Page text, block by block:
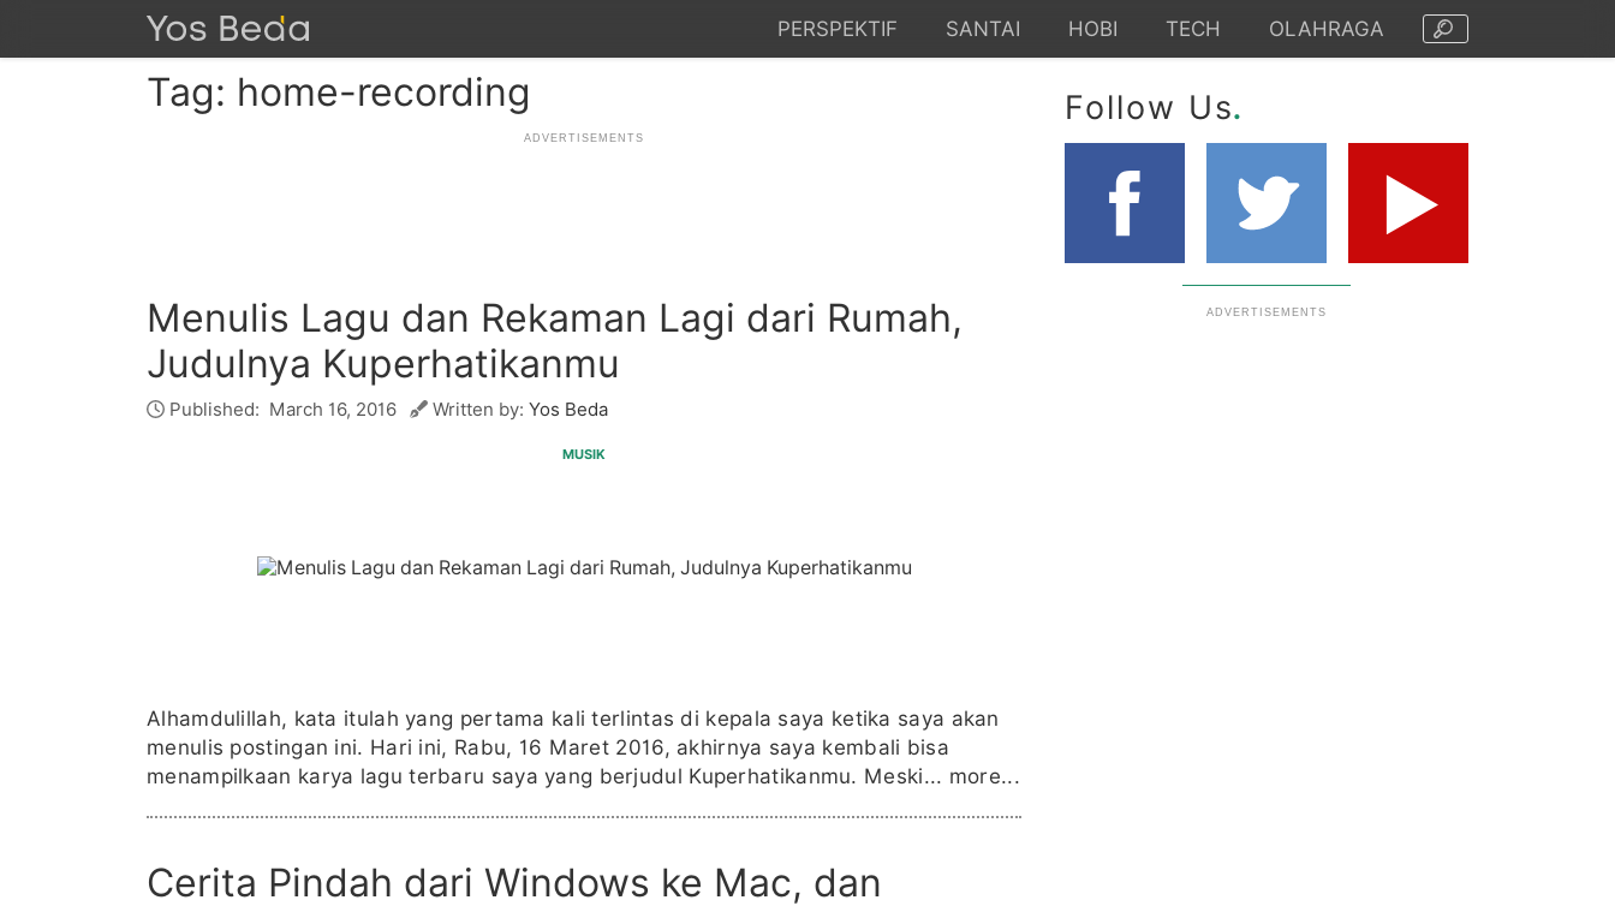
PERSPEKTIF SANTAI HOBI TECH OLAHRAGA
Tag: home-recording
Menulis Lagu dan Rekaman Lagi dari Rumah,
Judulnya Kuperhatikanmu
Published: March 16, 2016 Written by: Yos Beda
MUSIK
Alhamdulillah, kata itulah yang pertama kali terlintas di kepala saya ketika saya akan
menulis postingan ini. Hari ini, Rabu, 16 Maret 2016, akhirnya saya kembali bisa
menampilkaan karya lagu terbaru saya yang berjudul Kuperhatikanmu. Meski... more...
Cerita Pindah dari Windows ke Mac, dan
Follow Us.